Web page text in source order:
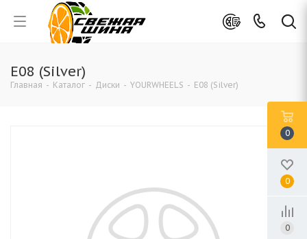
E08 (Silver)
Главная - Каталог - Диски - YOURWHEELS - E08 (Silver)
0
0
0